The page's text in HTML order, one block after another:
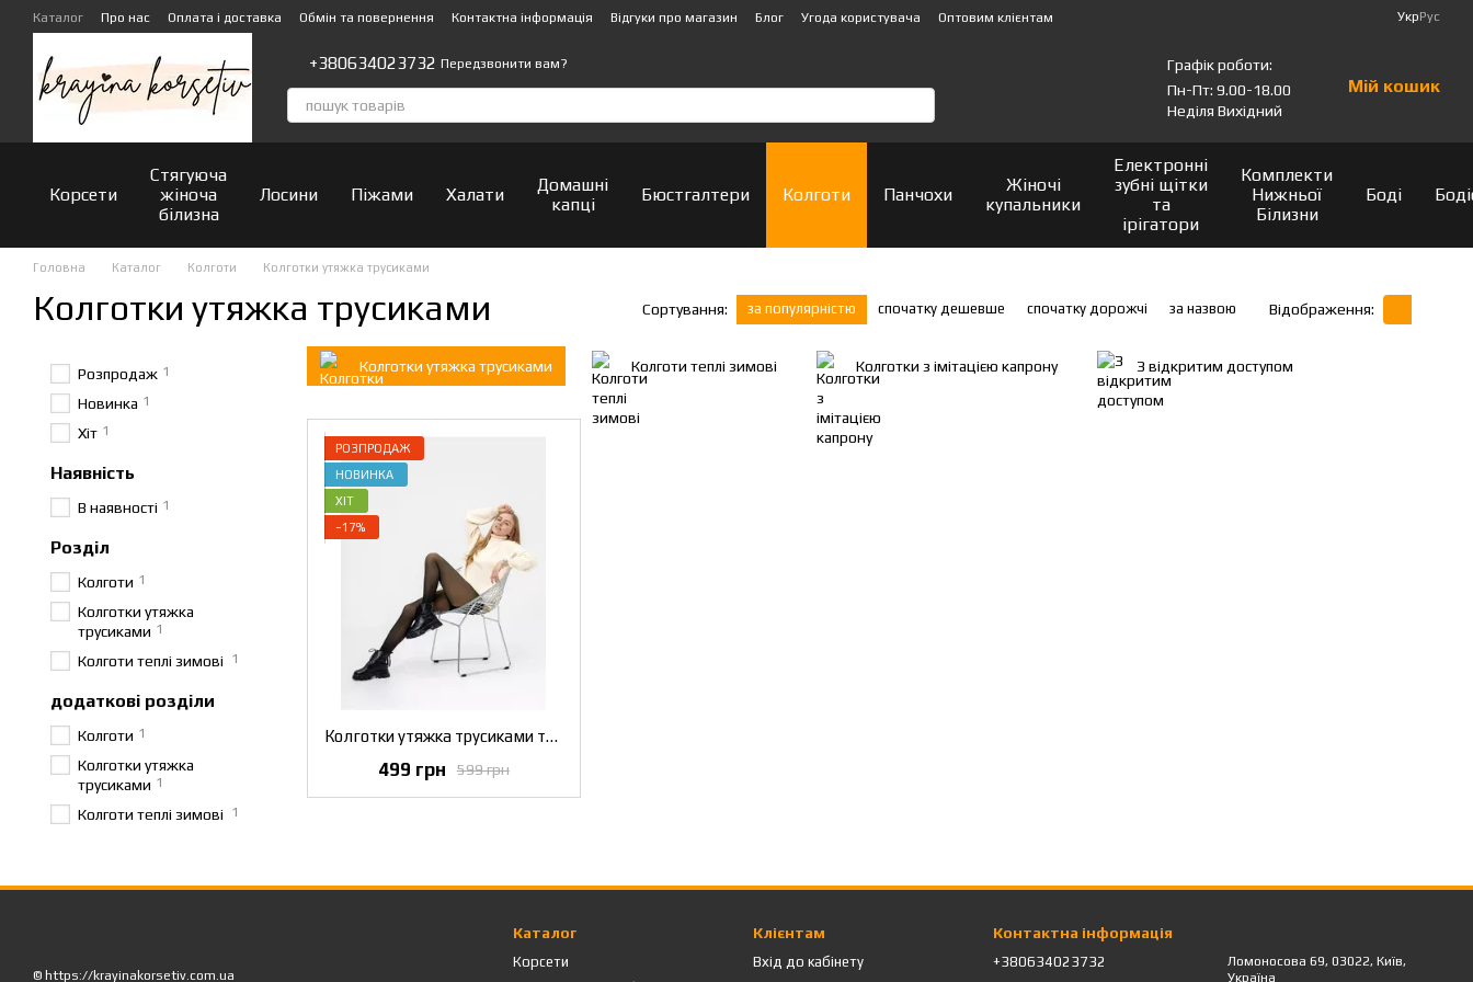
Перейти до основного контенту
Каталог Про нас Оплата і доставка Обмін та повернення Контактна інформація Відгуки про магазин Блог Угода користувача Оптовим клієнтам УкрРус
+380634023732 Передзвонити вам?
Графік роботи:
Пн-Пт: 9.00-18.00
Неділя Вихідний
Мій кошик
Корсети
Стягуюча
жіноча
білизна
Лосини Піжами Халати
Домашні
капці
Бюстгалтери Колготи Панчохи
Жіночі
купальники
Електронні
зубні щітки
та
ірігатори
Комплекти
Нижньої
Білизни
Боді
Головна Каталог Колготи Колготки утяжка трусиками
Колготки утяжка трусиками Сортування: за популярністю спочатку дешевше спочатку дорожчі за назвою Відображення:
Колготки утяжка трусиками Колготи теплі зимові Колготки з імітацією капрону З відкритим доступом
РОЗПРОДАЖ
НОВИНКА
ХІТ
−17%
Колготки утяжка трусиками теплі з імітацією тонких капронових, Зимові колготки ефект капрон з утеплювачем
599 грн
499 грн
Розпродаж 1
Новинка 1
Хіт 1
Наявність
В наявності 1
Розділ
Колготи 1
Колготки утяжка
трусиками 1
Колготи теплі зимові 1
додаткові розділи
Колготи 1
Колготки утяжка
трусиками 1
Колготи теплі зимові 1
© https://krayinakorsetiv.com.ua
Каталог
Корсети
Клієнтам
Вхід до кабінету
Контактна інформація
+380634023732
Ломоносова 69, 03022, Київ,
Україна